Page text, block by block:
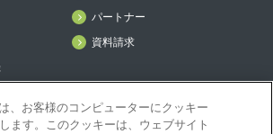
パートナー
資料請求
、お客様のコンピューターにクッキー
ます。このクッキーは、ウェブサイト